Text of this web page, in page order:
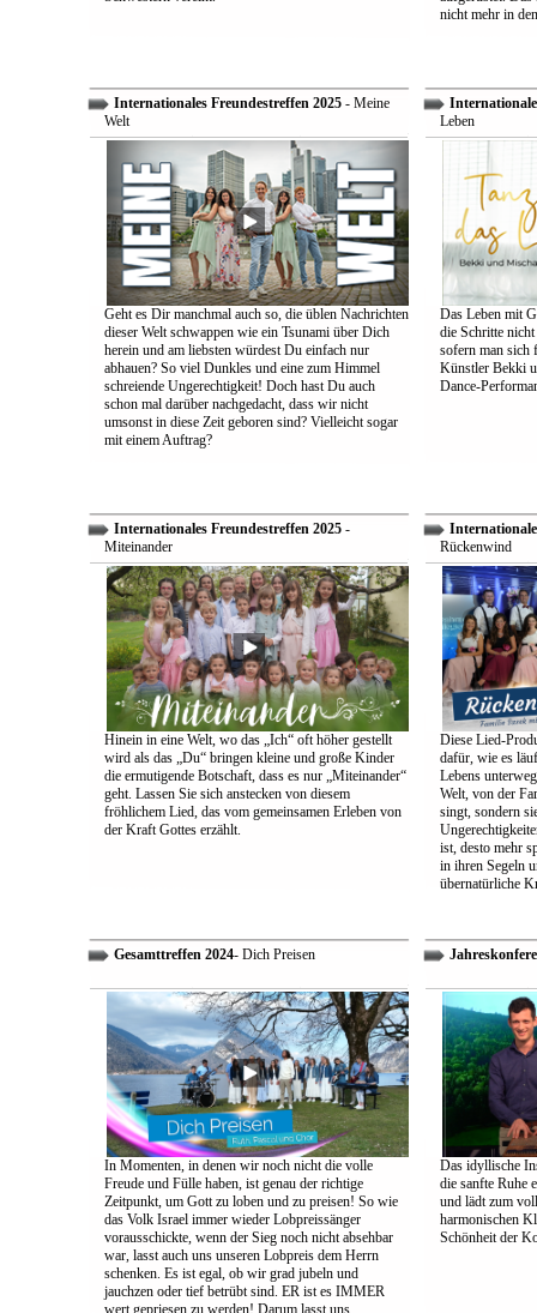
nicht mehr in
Internationales Freundestreffen 2025- Meine
Welt
Geht es Dir manchmal auch so, die üblen Nachrichten
dieser Welt schwappen wie ein Tsunami über Dich
herein und am liebsten würdest Du einfach nur
abhauen? So viel Dunkles und eine zum Himmel
schreiende Ungerechtigkeit! Doch hast Du auch
schon mal darüber nachgedacht, dass wir nicht
umsonst in diese Zeit geboren sind? Vielleicht sogar
mit einem Auftrag?
Leben
Das Leben mit
die Schritte
sofern man sich
Künstler Bekki
Dance-
Internationales Freundestreffen 2025-
Miteinander
Hinein in eine Welt, wo das „Ich“ oft höher gestellt
wird als das „Du“ bringen kleine und große Kinder
die ermutigende Botschaft, dass es nur „Miteinander“
geht. Lassen Sie sich anstecken von diesem
fröhlichem Lied, das vom gemeinsamen Erleben von
der Kraft Gottes erzählt.
Rückenwind
Diese Lied-
dafür, wie es
Lebens
Welt, von der
singt, sondern
ist, desto mehr
in ihren Segeln
übernatürliche
Gesamttreffen 2024- Dich Preisen
In Momenten, in denen wir noch nicht die volle
Freude und Fülle haben, ist genau der richtige
Zeitpunkt, um Gott zu loben und zu preisen! So wie
das Volk Israel immer wieder Lobpreissänger
vorausschickte, wenn der Sieg noch nicht absehbar
war, lasst auch uns unseren Lobpreis dem Herrn
schenken. Es ist egal, ob wir grad jubeln und
jauchzen oder tief betrübt sind. ER ist es IMMER
wert gepriesen zu werden! Darum lasst uns
Das idyllische
die sanfte Ruhe
und lädt zum
harmonischen
Schönheit der